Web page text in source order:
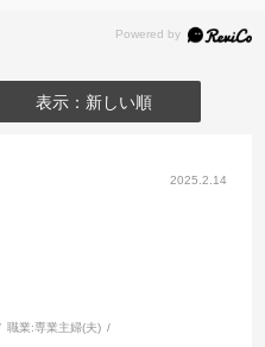
表示：新しい順
2025.2.14
職業:専業主婦(夫)